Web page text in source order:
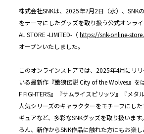
株式会社SNKは、2025年7月2日（水）、SNK
をテーマにしたグッズを取り扱う公式オンライ
AL STORE -LIMITED-（ https://snk-online-
オープンいたしました。
このオンラインストアでは、2025年4月にリ
いる最新作『餓狼伝説 City of the Wolves』を
F FIGHTERS』『サムライスピリッツ』『メタ
人気シリーズのキャラクターをモチーフにし
ギュアなど、多彩なSNKグッズを取り扱いま
ろん、新作からSNK作品に触れた方にもお楽